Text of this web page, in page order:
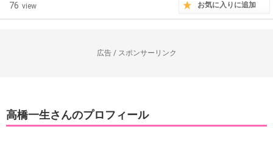
76 view お気に入りに追加
広告 / スポンサーリンク
高橋一生さんのプロフィール